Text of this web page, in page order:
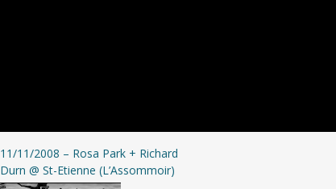
11/11/2008 – Rosa Park + Richard
Durn @ St-Etienne (L’Assommoir)